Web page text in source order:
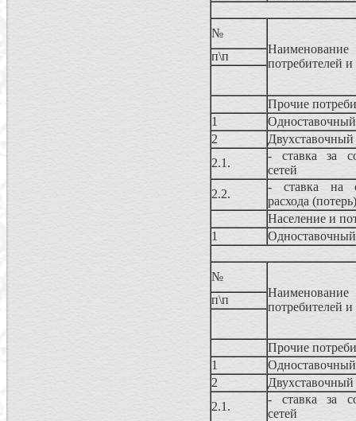
№
потребителей
п\п
Прочие
1
2
2.1.
- ставка за
сетей
2.2.
- ставка на
расхода
Население и
1
№
потребителей
п\п
Прочие
1
2
2.1.
- ставка за
сетей